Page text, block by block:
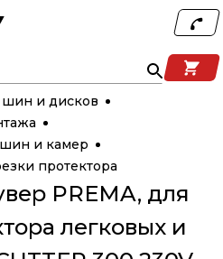
шин и дисков
и камер
протектора
PREMA, для
легковых и